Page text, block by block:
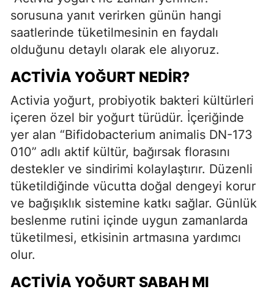
sorusuna yanıt verirken günün hangi
saatlerinde tüketilmesinin en faydalı
olduğunu detaylı olarak ele alıyoruz.
ACTIVIA YOĞURT NEDIR?
Activia yoğurt, probiyotik bakteri kültürleri
içeren özel bir yoğurt türüdür. İçeriğinde
yer alan “Bifidobacterium animalis DN-173
010” adlı aktif kültür, bağırsak florasını
destekler ve sindirimi kolaylaştırır. Düzenli
tüketildiğinde vücutta doğal dengeyi korur
ve bağışıklık sistemine katkı sağlar. Günlük
beslenme rutini içinde uygun zamanlarda
tüketilmesi, etkisinin artmasına yardımcı
olur.
ACTIVIA YOĞURT SABAH MI